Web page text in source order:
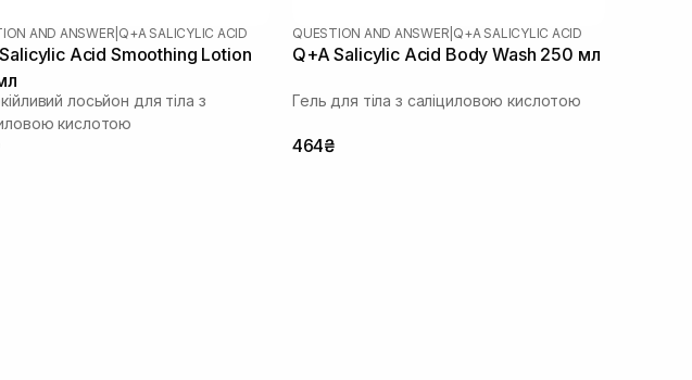
AND ANSWER Q+A SALICYLIC ACID
Acid Smoothing Lotion
лосьйон для тіла з
кислотою
QUESTION AND ANSWER Q+A SALICYLIC ACID
Q+A Salicylic Acid Body Wash 250 мл
Гель для тіла з саліциловою кислотою
464₴